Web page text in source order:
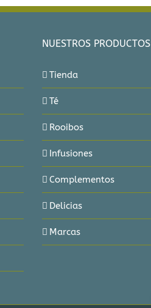
NUESTROS PRODUCTOS
Tienda
Té
Rooibos
Infusiones
Complementos
Delicias
Marcas